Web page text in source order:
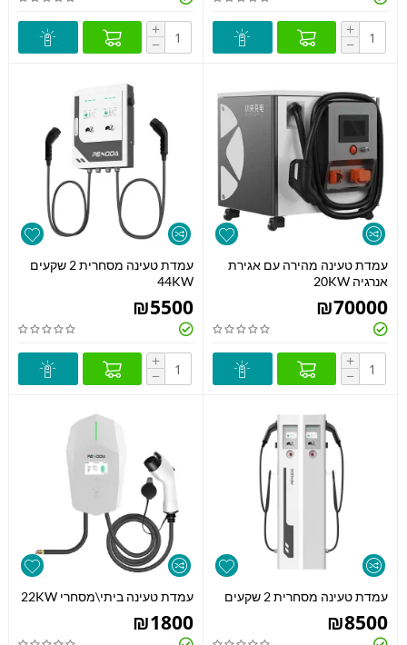
+
−
+
−
עמדת טעינה מהירה עם אגירת
אנרגיה 20KW
₪70000
+
−
עמדת טעינה מסחרית 2 שקעים
44KW
₪5500
+
−
עמדת טעינה מסחרית 2 שקעים
₪8500
עמדת טעינה ביתי\מסחרי 22KW
₪1800